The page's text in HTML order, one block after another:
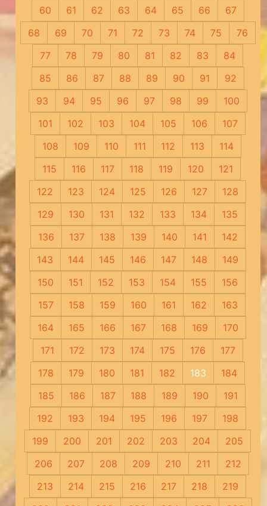
60
61 62 63 64 65 66
67
68
69 70 71 72 73 74 75
76
77
78 79 80 81 82 83
84
85
86 87 88 89 90 91
92
93
94 95 96 97 98 99
100
101
102 103 104 105 106
107
108
109 110 111 112 113
114
115
116 117 118 119 120
121
122
123 124 125 126 127
128
129
130 131 132 133 134
135
136
137 138 139 140 141
142
143
144 145 146 147 148
149
150
151 152 153 154 155
156
157
158 159 160 161 162
163
164
165 166 167 168 169
170
171
172 173 174 175 176
177
178
179 180 181 182 183
184
185
186 187 188 189 190
191
192
193 194 195 196 197
198
199
200 201 202 203 204
205
206
207 208 209 210 211
212
213
214 215 216 217 218
219